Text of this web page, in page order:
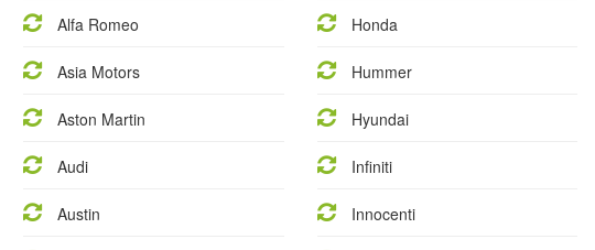
Alfa Romeo
Asia Motors
Aston Martin
Audi
Austin
Honda
Hummer
Hyundai
Infiniti
Innocenti